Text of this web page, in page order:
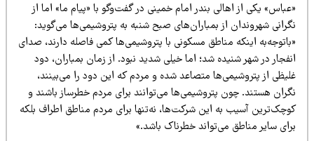
یکی از اهالی بندر امام خمینی در گفت‌وگو با «پیام ما» اما از
شهروندان از بمباران‌های صبح شنبه به پتروشیمی‌ها می‌گوید:
اینکه مناطق مسکونی با پتروشیمی‌ها کمی فاصله دارند، صدای
در شهر شنیده شد؛ اما خیلی شدید نبود. از زمان بمباران، دود
از پتروشیمی‌ها متصاعد شده و مردم که این دود را می‌بینند،
هستند. چون پتروشیمی‌ها می‌توانند برای مردم خطرساز باشند و
آسیب به این شرکت‌ها، نه‌تنها برای مردم مناطق اطراف بلکه
سایر مناطق می‌تواند خطرناک باشد.»